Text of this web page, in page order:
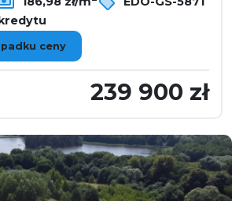
ceny
239 900 zł